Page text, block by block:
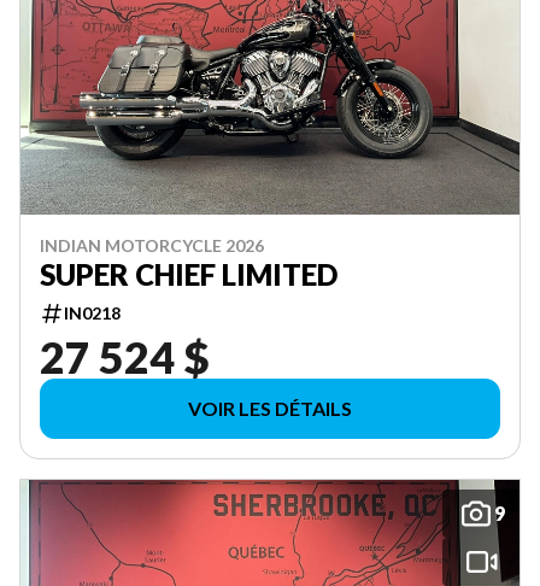
INDIAN MOTORCYCLE 2026
SUPER CHIEF LIMITED
IN0218
27 524 $
VOIR LES DÉTAILS
9